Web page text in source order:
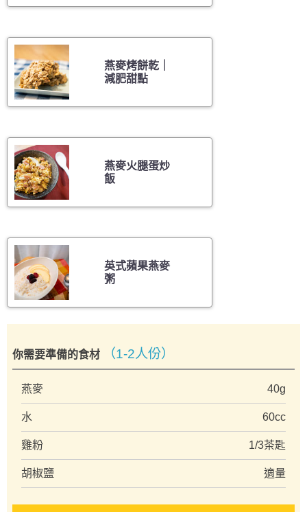
燕麥烤餅乾｜
減肥甜點
燕麥火腿蛋炒
飯
英式蘋果燕麥
粥
你需要準備的食材 （1-2人份）
燕麥 40g
水 60cc
雞粉 1/3茶匙
胡椒鹽 適量